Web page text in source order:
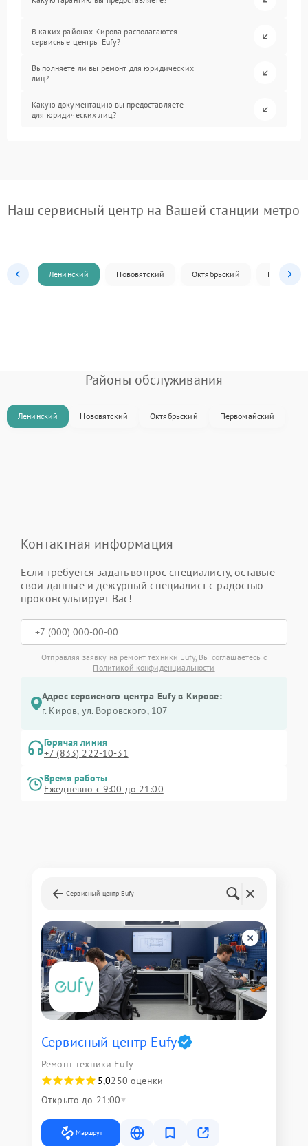
В каких районах Кирова располагаются
сервисные центры Eufy?
Выполняете ли вы ремонт для юридических
лиц?
Какую документацию вы предоставляете
для юридических лиц?
Наш сервисный центр на Вашей станции метро
Ленинский Нововятский Октябрьский
Районы обслуживания
Ленинский Нововятский Октябрьский Первомайский
Контактная информация
Если требуется задать вопрос специалисту, оставьте
свои данные и дежурный специалист с радостью
проконсультирует Вас!
Отправляя заявку на ремонт техники Eufy, Вы соглашаетесь с
Политикой конфиденциальности
Адрес сервисного центра Eufy в Кирове:
г. Киров, ул. Воровского, 107
Горячая линия
+7 (833) 222-10-31
Время работы
Ежедневно с 9:00 до 21:00
Сервисный центр Eufy
Сервисный центр Eufy
Ремонт техники Eufy
5,0250 оценки
Открыто до 21:00
Маршрут